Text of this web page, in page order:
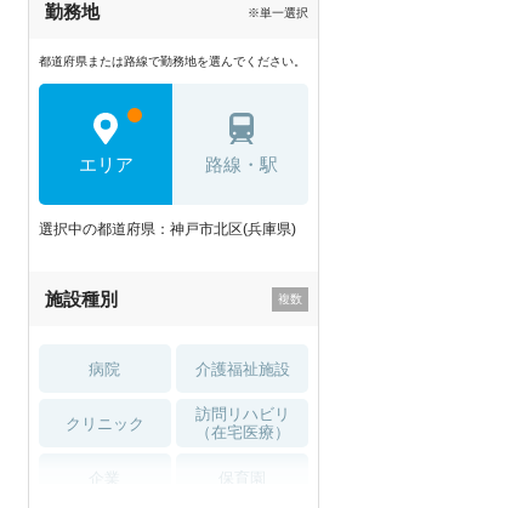
勤務地 ※単一選択
都道府県または路線で勤務地を選んでください。
エリア 路線・駅
選択中の都道府県：神戸市北区(兵庫県)
施設種別
病院 介護福祉施設
クリニック
訪問リハビリ
（在宅医療）